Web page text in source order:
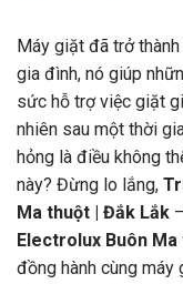
Máy giặt đã trở
gia đình, nó giúp
sức hỗ trợ việc giặt
nhiên sau một thời
hỏng là điều không
này? Đừng lo lắng,
Ma thuột | Đắk Lắk
Electrolux Buôn
đồng hành cùng máy